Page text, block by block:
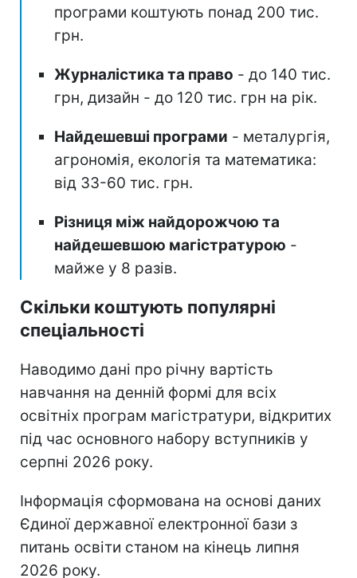
програми коштують понад 200 тис.
грн.
Журналістика та право - до 140 тис.
грн, дизайн - до 120 тис. грн на рік.
Найдешевші програми - металургія,
агрономія, екологія та математика:
від 33-60 тис. грн.
Різниця між найдорожчою та
найдешевшою магістратурою -
майже у 8 разів.
Скільки коштують популярні
спеціальності
Наводимо дані про річну вартість
навчання на денній формі для всіх
освітніх програм магістратури, відкритих
під час основного набору вступників у
серпні 2026 року.
Інформація сформована на основі даних
Єдиної державної електронної бази з
питань освіти станом на кінець липня
2026 року.